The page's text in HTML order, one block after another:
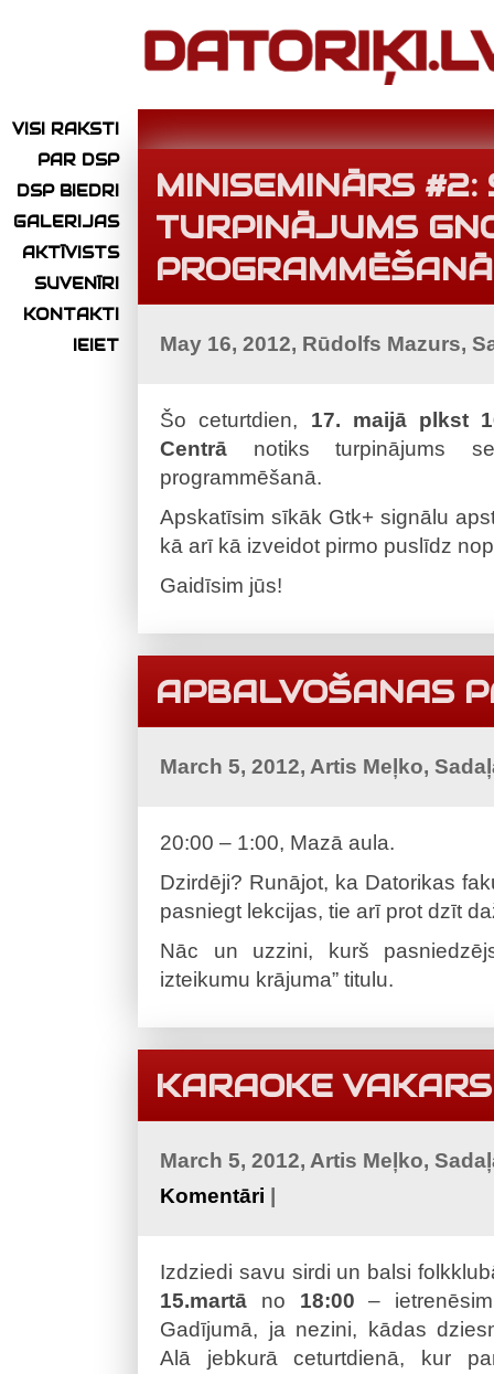
VISI RAKSTI
PAR DSP
DSP BIEDRI
GALERIJAS
AKTĪVISTS
SUVENĪRI
KONTAKTI
IEIET
MINISEMINĀRS
TURPINĀJUMS
PROGRAMMĒŠANĀ
May 16, 2012, Rūdolfs Mazurs,
Šo ceturtdien, 17. maijā plkst
Centrā notiks turpinājums
programmēšanā.
Apskatīsim sīkāk Gtk+ signālu
kā arī kā izveidot pirmo puslīdz
Gaidīsim jūs!
APBALVOŠANAS
March 5, 2012, Artis Meļko,
20:00 – 1:00, Mazā aula.
Dzirdēji? Runājot, ka Datorikas
pasniegt lekcijas, tie arī prot dzīt
Nāc un uzzini, kurš
izteikumu krājuma” titulu.
KARAOKE VAKARS
March 5, 2012, Artis Meļko,
Komentāri
Izdziedi savu sirdi un balsi
15.martā no 18:00 –
Gadījumā, ja nezini, kādas
Alā jebkurā ceturtdienā, kur